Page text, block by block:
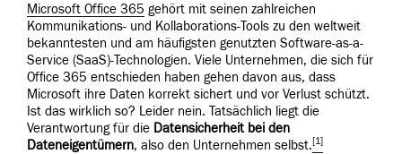
Microsoft Office 365 gehört mit seinen zahlreichen
Kommunikations- und Kollaborations-Tools zu den weltweit
bekanntesten und am häufigsten genutzten Software-as-a-
Service (SaaS)-Technologien. Viele Unternehmen, die sich für
Office 365 entschieden haben gehen davon aus, dass
Microsoft ihre Daten korrekt sichert und vor Verlust schützt.
Ist das wirklich so? Leider nein. Tatsächlich liegt die
Verantwortung für die Datensicherheit bei den
Dateneigentümern, also den Unternehmen selbst.[1]